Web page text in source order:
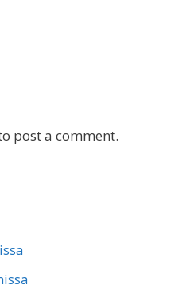
post a comment.